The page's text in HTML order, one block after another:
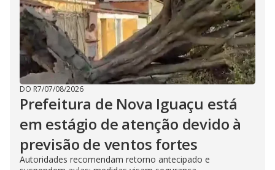
DO R7/07/08/2026
Prefeitura de Nova Iguaçu está
em estágio de atenção devido à
previsão de ventos fortes
Autoridades recomendam retorno antecipado e